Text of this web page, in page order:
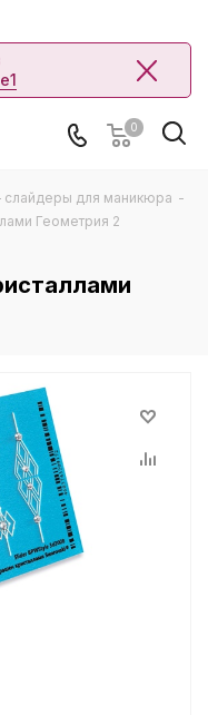
0
слайдеры для маникюра -
Геометрия 2